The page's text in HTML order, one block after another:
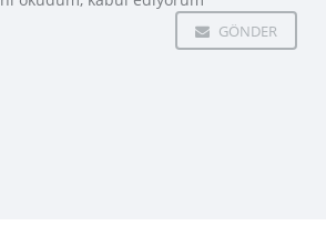
GÖNDER